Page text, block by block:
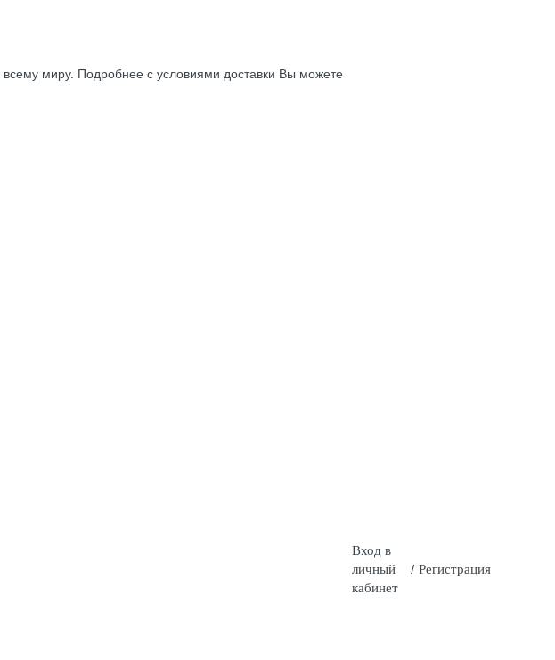
миру. Подробнее с условиями доставки Вы можете
Вход в
личный
кабинет
/ Регистрация